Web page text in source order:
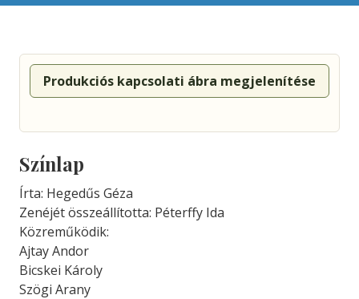
Produkciós kapcsolati ábra megjelenítése
Színlap
Írta: Hegedűs Géza
Zenéjét összeállította: Péterffy Ida
Közreműködik:
Ajtay Andor
Bicskei Károly
Szögi Arany